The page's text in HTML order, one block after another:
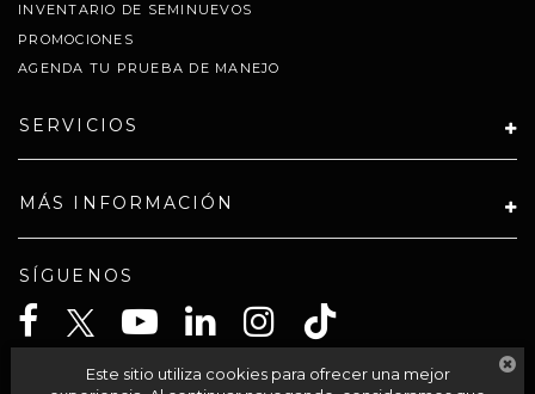
INVENTARIO DE SEMINUEVOS
PROMOCIONES
AGENDA TU PRUEBA DE MANEJO
SERVICIOS
MÁS INFORMACIÓN
SÍGUENOS
CELTA SOLUCIONES SA PI DE CV
Este sitio utiliza cookies para ofrecer una mejor